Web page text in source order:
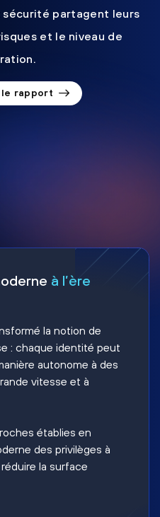
sécurité partagent leurs
et le niveau de
rapport
à l’ère
la notion de
: chaque identité peut
autonome à des
vitesse et à
établies en
des privilèges à
la surface